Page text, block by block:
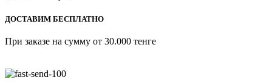
ДОСТАВИМ БЕСПЛАТНО
При заказе на сумму от 30.000 тенге